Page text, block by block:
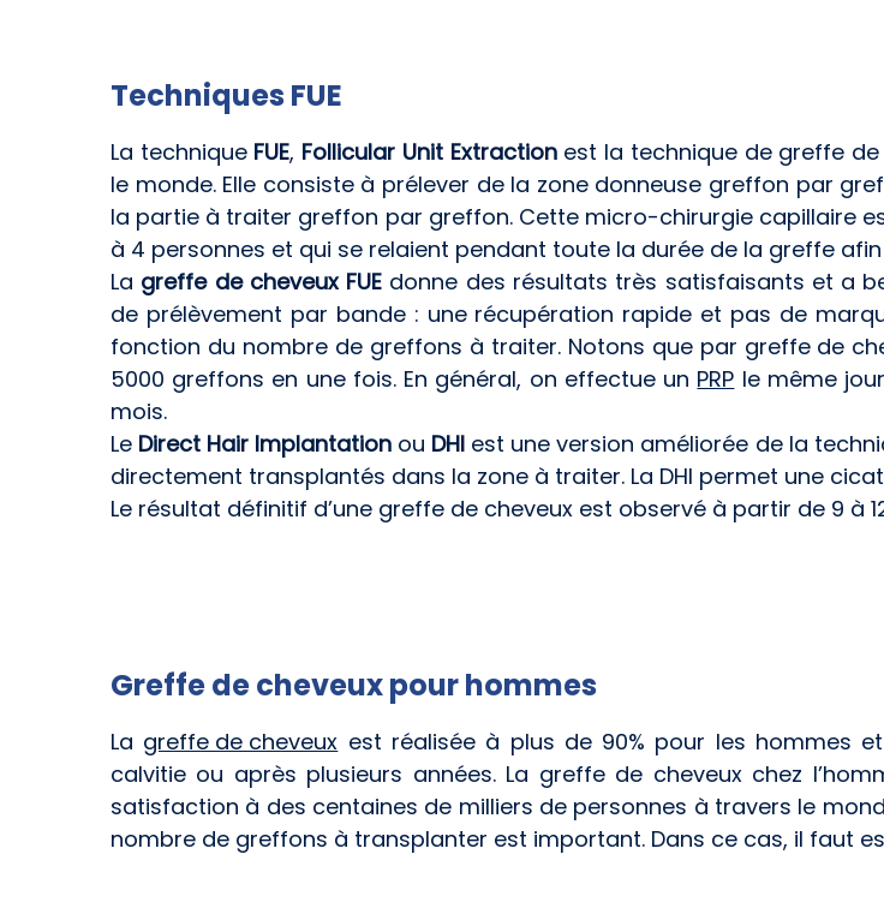
Techniques FUE
La technique FUE, Follicular Unit Extractionest la technique de greffe de
le monde. Elle consiste à prélever de la zone donneuse greffon par
la partie à traiter greffon par greffon. Cette micro-chirurgie capillaire
à 4 personnes et qui se relaient pendant toute la durée de la greffe
La greffe de cheveux FUE donne des résultats très satisfaisants et a
de prélèvement par bande : une récupération rapide et pas de
fonction du nombre de greffons à traiter. Notons que par greffe de
5000 greffons en une fois. En général, on effectue un PRP le même
mois.
Le Direct Hair Implantation ou DHI est une version améliorée de la
directement transplantés dans la zone à traiter. La DHI permet une
Le résultat définitif d’une greffe de cheveux est observé à partir de 9 à
Greffe de cheveux pour hommes
La greffe de cheveux est réalisée à plus de 90% pour les hommes
calvitie ou après plusieurs années. La greffe de cheveux chez
satisfaction à des centaines de milliers de personnes à travers le
nombre de greffons à transplanter est important. Dans ce cas, il faut